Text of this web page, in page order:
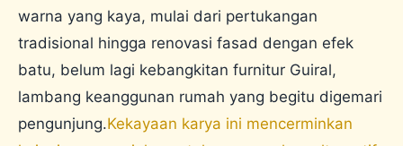
warna yang kaya, mulai dari pertukangan
tradisional hingga renovasi fasad dengan efek
batu, belum lagi kebangkitan furnitur Guiral,
lambang keanggunan rumah yang begitu digemari
pengunjung.Kekayaan karya ini mencerminkan